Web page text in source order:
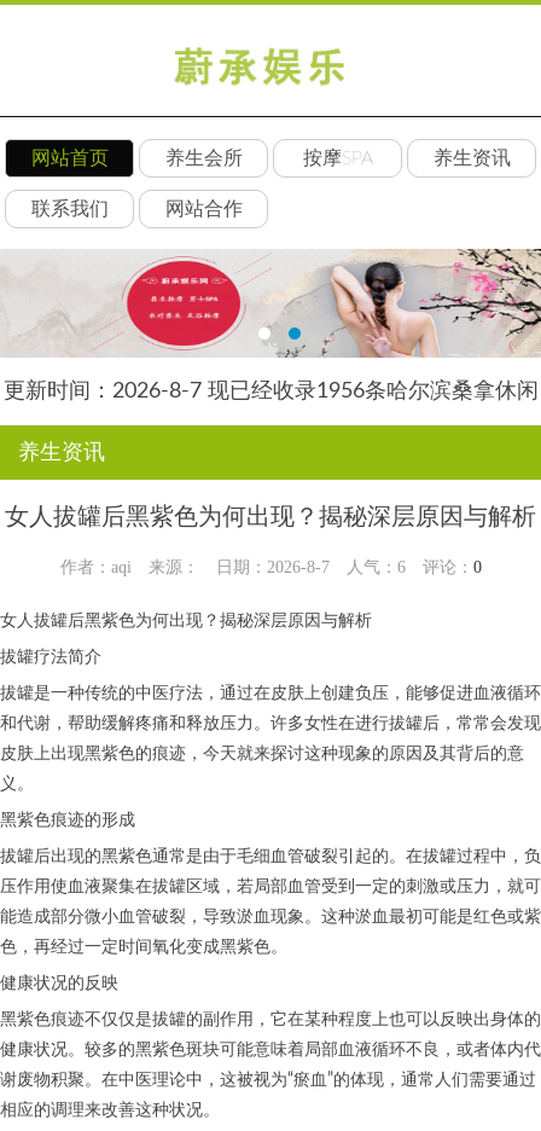
网站首页 养生会所 按摩SPA 养生资讯
联系我们 网站合作
更新时间：2026-8-7 现已经收录1956条哈尔滨桑拿休闲
养生资讯
女人拔罐后黑紫色为何出现？揭秘深层原因与解析
作者：aqi 来源： 日期：2026-8-7 人气： 6评论： 0
女人拔罐后黑紫色为何出现？揭秘深层原因与解析
拔罐疗法简介
拔罐是一种传统的中医疗法，通过在皮肤上创建负压，能够促进血液循环
和代谢，帮助缓解疼痛和释放压力。许多女性在进行拔罐后，常常会发现
皮肤上出现黑紫色的痕迹，今天就来探讨这种现象的原因及其背后的意
义。
黑紫色痕迹的形成
拔罐后出现的黑紫色通常是由于毛细血管破裂引起的。在拔罐过程中，负
压作用使血液聚集在拔罐区域，若局部血管受到一定的刺激或压力，就可
能造成部分微小血管破裂，导致淤血现象。这种淤血最初可能是红色或紫
色，再经过一定时间氧化变成黑紫色。
健康状况的反映
黑紫色痕迹不仅仅是拔罐的副作用，它在某种程度上也可以反映出身体的
健康状况。较多的黑紫色斑块可能意味着局部血液循环不良，或者体内代
谢废物积聚。在中医理论中，这被视为“瘀血”的体现，通常人们需要通过
相应的调理来改善这种状况。